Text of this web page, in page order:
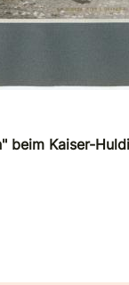
Kaiser-